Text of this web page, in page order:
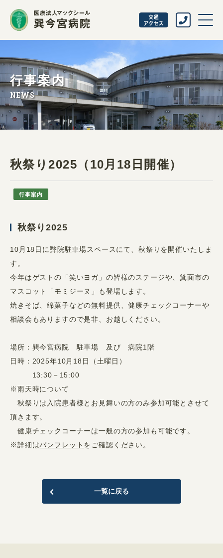
行事案内
NEWS
秋祭り2025（10月18日開催）
行事案内
秋祭り2025
10月18日に弊院駐車場スペースにて、秋祭りを開催いたしま
す。
今年はゲストの「笑いヨガ」の皆様のステージや、箕面市の
マスコット「モミジーヌ」も登場します。
焼きそば、綿菓子などの無料提供、健康チェックコーナーや
相談会もありますので是非、お越しください。
場所：巽今宮病院 駐車場 及び 病院1階
日時：2025年10月18日（土曜日）
13:30－15:00
※雨天時について
秋祭りは入院患者様とお見舞いの方のみ参加可能とさせて
頂きます。
健康チェックコーナーは一般の方の参加も可能です。
※詳細はパンフレット をご確認ください。
一覧に戻る